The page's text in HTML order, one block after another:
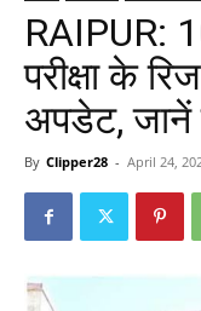
RAIPUR:
परीक्षा के
अपडेट, जानें
By Clipper28 - April 24,